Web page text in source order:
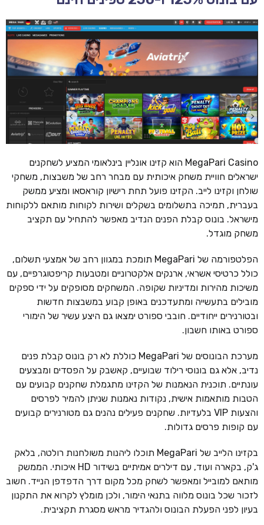
MegaPari Casino הוא קזינו אונליין בינלאומי המציע לשחקנים
ישראלים חוויית משחק איכותית עם מבחר רחב של משבצות, משחקי
שולחן וקזינו לייב. הקזינו פועל תחת רישיון קוראסאו ומציע ממשק
בעברית, תמיכה בתשלומים בשקלים ושירות לקוחות מותאם ללקוחות
מישראל. בונוס קבלת הפנים הנדיב מאפשר להתחיל עם תקציב
משחק מוגדל.
הפלטפורמה של MegaPari תומכת במגוון רחב של אמצעי תשלום,
כולל כרטיסי אשראי, ארנקים אלקטרוניים ומטבעות קריפטוגרפיים, עם
משיכות מהירות ומדיניות שקופה. המשחקים מסופקים על ידי ספקים
מובילים בתעשייה ומתעדכנים באופן קבוע במשבצות חדשות
ובטורנירים ייחודיים. חובבי ספורט ימצאו גם היצע עשיר של הימורי
ספורט באותו חשבון.
מערכת הבונוסים של MegaPari כוללת לא רק בונוס קבלת פנים
נדיב, אלא גם בונוסי רילוד שבועיים, קאשבק על הפסדים ומבצעים
עונתיים. תוכנית הנאמנות של הקזינו מתגמלת שחקנים קבועים עם
הטבות מותאמות אישית, נקודות נאמנות שניתן להמיר לפרסים
והצעות VIP בלעדיות. שחקנים פעילים נהנים גם מטורנירים קבועים
עם קופות פרסים גדולות.
בקזינו הלייב של MegaPari תוכלו ליהנות משולחנות רולטה, בלאק
ג'ק, בקארה ועוד, עם דילרים אמיתיים בשידור HD איכותי. הממשק
מותאם למובייל ומאפשר לשחק מכל מקום דרך הדפדפן הנייד. חשוב
לזכור שכל בונוס מלווה בתנאי הימור, ולכן מומלץ לקרוא את התקנון
בעיון לפני הפעלת הבונוס ולהגדיר מראש מסגרת תקציבית.